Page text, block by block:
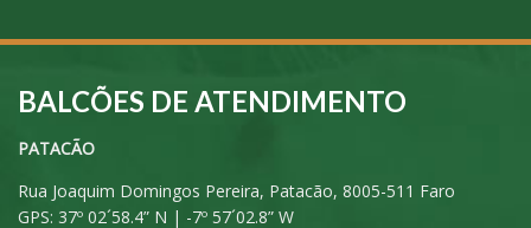
BALCÕES DE ATENDIMENTO
PATACÃO
Rua Joaquim Domingos Pereira, Patacão, 8005-511 Faro
GPS: 37º 02´58.4” N | -7º 57´02.8” W